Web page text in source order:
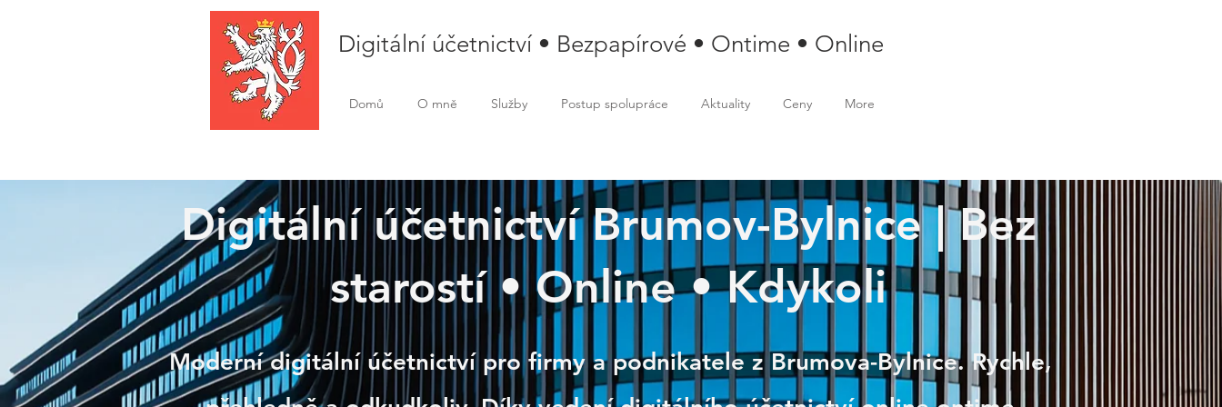
Digitální účetnictví • Bezpapírové • Ontime • Online
Domů O mně Služby Postup spolupráce Aktuality Ceny More
Brumov-Bylnice
Digitální účetnictví Brumov-Bylnice | Bez
starostí • Online • Kdykoli
Moderní digitální účetnictví pro firmy a podnikatele z Brumova-Bylnice. Rychle,